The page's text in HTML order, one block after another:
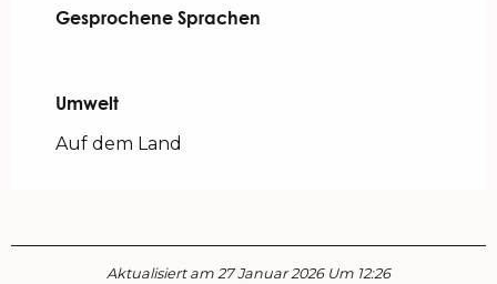
Gesprochene Sprachen
Gesprochene Sprachen
Umwelt
Umwelt
Auf dem Land
Aktualisiert am 27 Januar 2026 Um 12:26